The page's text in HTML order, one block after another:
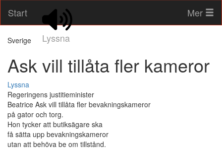
Start
Lyssna
Mer
Sverige
Ask vill tillåta fler kameror
Lyssna
Regeringens justitieminister
Beatrice Ask vill tillåta fler bevakningskameror
på gator och torg.
Hon tycker att butiksägare ska
få sätta upp bevakningskameror
utan att behöva be om tillstånd.